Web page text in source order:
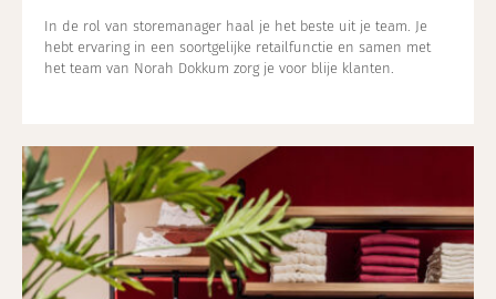
In de rol van storemanager haal je het beste uit je team. Je
hebt ervaring in een soortgelijke retailfunctie en samen met
het team van Norah Dokkum zorg je voor blije klanten.